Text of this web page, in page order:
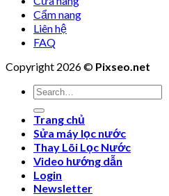
Cẩm nang
Liên hệ
FAQ
Copyright 2026 © Pixseo.net
Search
for:
Trang chủ
Sửa máy lọc nước
Thay Lõi Lọc Nước
Video hướng dẫn
Login
Newsletter